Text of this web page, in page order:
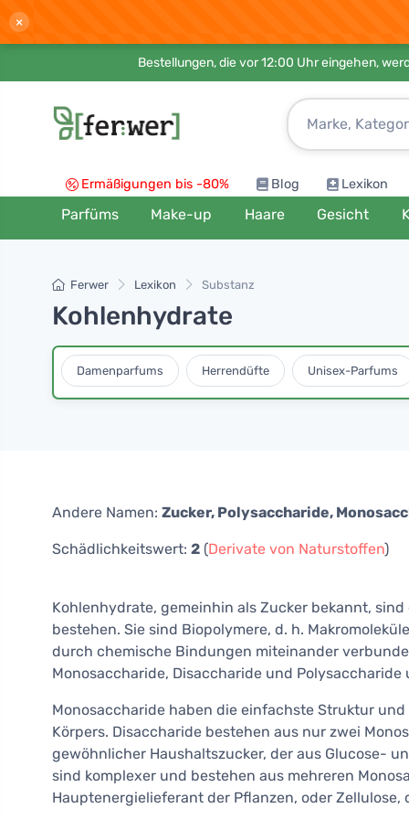
×
Bestellungen, die vor 12:00 Uhr eingehen,
Ermäßigungen bis -80% Blog Lexikon
Parfüms Make-up Haare Gesicht
Ferwer Lexikon Substanz
Kohlenhydrate
Damenparfums Herrendüfte Unisex-Parfums
Andere Namen: Zucker, Polysaccharide,
Schädlichkeitswert: 2 (Derivate von Naturstoffen)
Kohlenhydrate, gemeinhin als Zucker bekannt,
bestehen. Sie sind Biopolymere, d. h.
durch chemische Bindungen miteinander
Monosaccharide, Disaccharide und
Monosaccharide haben die einfachste Struktur
Körpers. Disaccharide bestehen aus nur zwei
gewöhnlicher Haushaltszucker, der aus Glucose-
sind komplexer und bestehen aus mehreren
Hauptenergielieferant der Pflanzen, oder